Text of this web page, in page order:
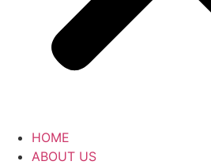
HOME
ABOUT US